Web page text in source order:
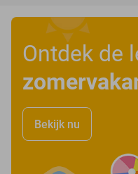
Ontdek de
Bekijk nu